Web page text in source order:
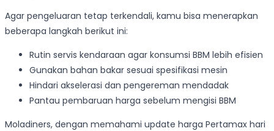
Agar pengeluaran tetap terkendali, kamu bisa menerapkan
beberapa langkah berikut ini:
Rutin servis kendaraan agar konsumsi BBM lebih efisien
Gunakan bahan bakar sesuai spesifikasi mesin
Hindari akselerasi dan pengereman mendadak
Pantau pembaruan harga sebelum mengisi BBM
Moladiners, dengan memahami update harga Pertamax hari